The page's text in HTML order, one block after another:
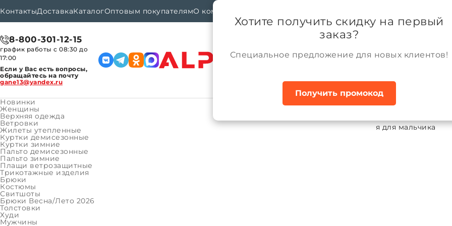
КонтактыДоставкаКаталогОптовым покупателямО компании
8-800-301-12-15
график работы с 08:30 до
17:00
Если у Вас есть вопросы,
обращайтесь на почту
gane13@yandex.ru
Новинки
Женщины
Верхняя одежда
Ветровки
Жилеты утепленные
Куртки демисезонные
Куртки зимние
Пальто демисезонные
Пальто зимние
Плащи ветрозащитные
Трикотажные изделия
Брюки
Костюмы
Свитшоты
Брюки Весна/Лето 2026
Толстовки
Худи
Мужчины
Главная Каталог Куртки демисезонные Куртка межсезонная для мальчика
Хотите получить скидку на первый
заказ?
Специальное предложение для новых клиентов!
Получить промокод